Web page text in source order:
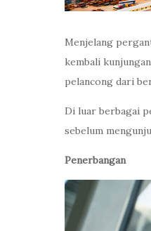
Menjelang
kembali
pelancong dari
Di luar berbagai
sebelum
Penerbangan